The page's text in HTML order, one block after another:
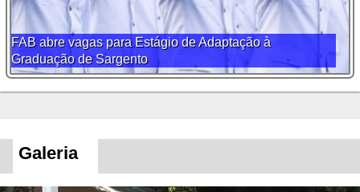
FAB abre vagas para Estágio de Adaptação à
Graduação de Sargento
Galeria